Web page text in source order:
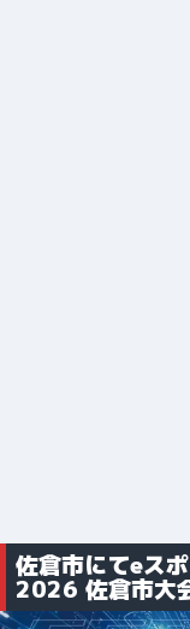
佐倉市にてeス
2026 佐倉市大